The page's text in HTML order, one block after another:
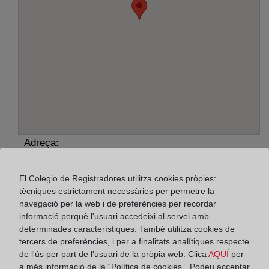
Adreça:
Horario:
De lunes a viernes de 09:00 a 17:00 horas
Agosto: De lunes a viernes de 09:00 a 14:00 horas
Los días 24 y 31 de diciembre de 09:00 a 14:00
horas
El Colegio de Registradores utilitza cookies pròpies:
tècniques estrictament necessàries per permetre la
navegació per la web i de preferències per recordar
informació perquè l'usuari accedeixi al servei amb
determinades característiques. També utilitza cookies de
tercers de preferències, i per a finalitats analítiques respecte
de l'ús per part de l'usuari de la pròpia web. ClicaAQUÍ per
a més informació de la “Política de cookies”. Podeu acceptar